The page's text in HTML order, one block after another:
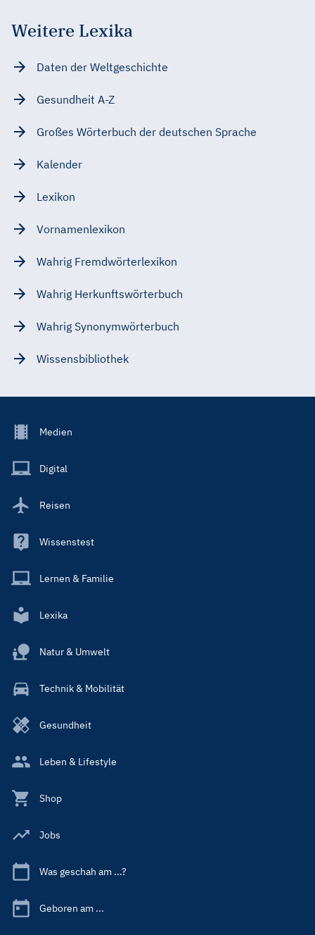
Weitere Lexika
Daten der Weltgeschichte
Gesundheit A-Z
Großes Wörterbuch der deutschen Sprache
Kalender
Lexikon
Vornamenlexikon
Wahrig Fremdwörterlexikon
Wahrig Herkunftswörterbuch
Wahrig Synonymwörterbuch
Wissensbibliothek
Footer
Main
Medien
Digital
Reisen
Wissenstest
Lernen & Familie
Lexika
Natur & Umwelt
Technik & Mobilität
Gesundheit
Leben & Lifestyle
Shop
Jobs
Was geschah am ...?
Geboren am ...